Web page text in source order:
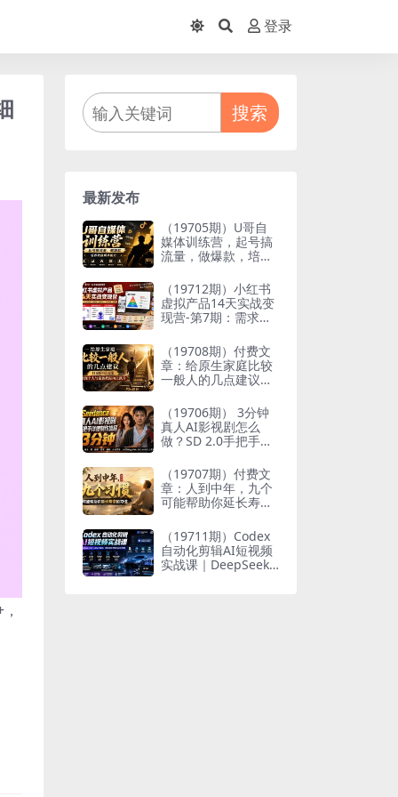
登录
搜索
最新发布
（19705期）U哥自
媒体训练营，起号搞
流量，做爆款，培养
（19712期）小红书
虚拟产品14天实战变
现营-第7期：需求挖
品矩阵×内容笔记×一
人公司进阶×全链路
（19708期）付费文
章：给原生家庭比较
一般人的几点建议，
个人与家族代际向上
跃升
（19706期） 3分钟
真人AI影视剧怎么
做？SD 2.0手把手完
eld 14天SD 2.0/2.5
无限生成
（19707期）付费文
章：人到中年，九个
可能帮助你延长寿命
（19711期）Codex
自动化剪辑AI短视频
实战课｜DeepSeek